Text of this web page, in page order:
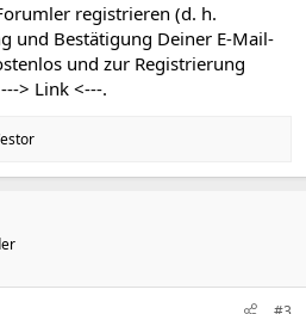
registrieren (d. h.
und Bestätigung Deiner E-Mail-
und zur Registrierung
---> Link <---.